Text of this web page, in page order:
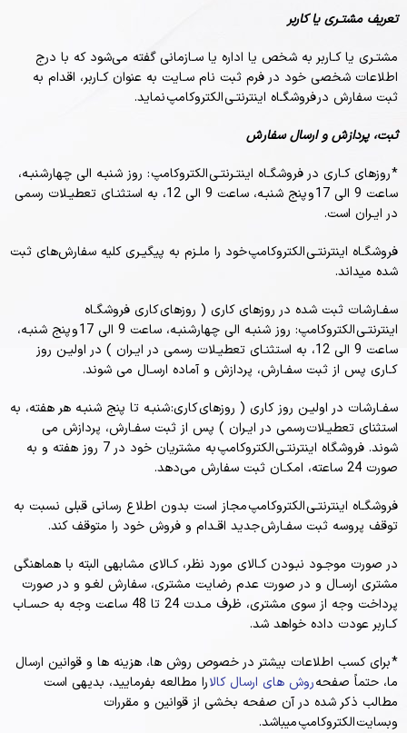
تعریف مشتـری یا کاربر
مشتـری یا کـاربر به شخص یا اداره یا سـازمانی گفته می‌شود که با درج
اطلاعات شخصی خود در فرم ثبت نام سـایت به عنوان کـاربر، اقدام به
ثبت سفارش در فروشگـاه اینترنتـی الکتروکامپ نماید.
ثبت، پردازش و ارسال سفارش
* روزهای کـاری در فروشگـاه اینتـرنتـی الکتروکامپ : روز شنبـه الی چهارشنبـه،
ساعت 9 الی 17 و پنج شنبـه، ساعت 9 الی 12، به استثنـای تعطیـلات رسمی
در ایـران است.
فروشگـاه اینترنتـی الکتروکامپ خود را ملـزم به پیگیـری کلیه سفارش‌‏های ثبت
شده میداند.
سفـارشات ثبت شده در روزهای کاری ( روزهای کاری فروشگـاه
اینترنتـی الکتروکامپ: روز شنبـه الی چهارشنبـه، ساعت 9 الی 17 و پنج شنبـه،
ساعت 9 الی 12، به استثنـای تعطیـلات رسمی در ایـران ) در اولیـن روز
کـاری پس از ثبت سفـارش، پردازش و آماده ارسـال می شوند.
سفـارشات در اولیـن روز کاری ( روزهای کاری: شنبـه تا پنج شنبـه هر هفته، به
استثنای تعطیـلات رسمی در ایـران ) پس از ثبت سفـارش، پردازش می
شوند. فروشگاه اینترنتـی الکتروکامپ به مشتریان خود در 7 روز هفته و به
صورت 24 ساعته، امکـان ثبت سفارش می‌‏دهد.
فروشگـاه اینترنتـی الکتروکامپ مجاز است بدون اطلاع رسانی قبلی نسبت به
توقف پروسه ثبت سفـارش جدید اقـدام و فروش خود را متوقف کند.
در صورت موجـود نبـودن کـالای مورد نظر، کـالای مشابهی البته با هماهنگی
مشتری ارسـال و در صورت عدم رضایت مشتری، سفارش لغـو و در صورت
پرداخت وجه از سوی مشتری، ظرف مـدت 24 تا 48 ساعت وجه به حسـاب
کـاربر عودت داده خواهد شد.
* برای کسب اطلاعات بیشتر در خصوص روش ها، هزینه ها و قوانین ارسال
ما، حتماً صفحهروش های ارسال کالارا مطالعه بفرمایید، بدیهی است
مطالب ذکر شده در آن صفحه بخشی از قوانین و مقررات
وبسایت الکتروکامپ میباشد.